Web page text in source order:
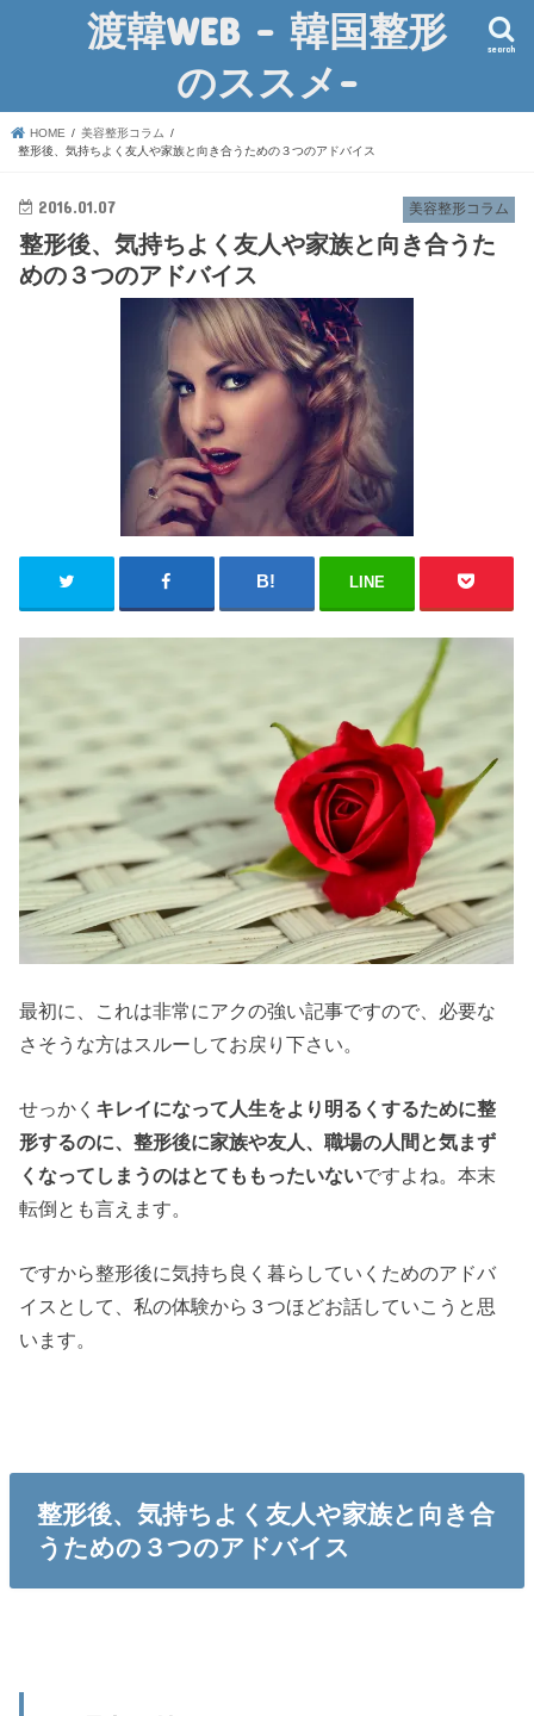
渡韓WEB – 韓国整形
のススメ-
search
HOME
美容整形コラム
整形後、気持ちよく友人や家族と向き合うための３つのアドバイス
美容整形コラム
2016.01.07
整形後、気持ちよく友人や家族と向き合うた
めの３つのアドバイス
LINE
最初に、これは非常にアクの強い記事ですので、必要な
さそうな方はスルーしてお戻り下さい。
せっかく キレイになって人生をより明るくするために整
形するのに、整形後に家族や友人、職場の人間と気まず
くなってしまうのはとてももったいないですよね。本末
転倒とも言えます。
ですから整形後に気持ち良く暮らしていくためのアドバ
イスとして、私の体験から３つほどお話していこうと思
います。
整形後、気持ちよく友人や家族と向き合
うための３つのアドバイス